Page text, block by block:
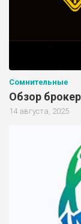
Сомнительные
Обзор
14 августа, 2025